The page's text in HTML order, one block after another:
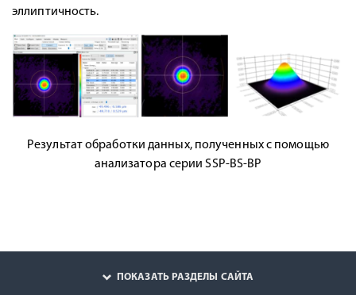
эллиптичность.
Результат обработки данных, полученных с помощью
анализатора серии SSP-BS-BP
ПОКАЗАТЬ РАЗДЕЛЫ САЙТА